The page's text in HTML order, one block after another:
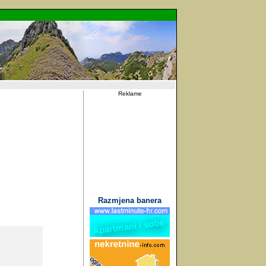
Reklame
Razmjena banera